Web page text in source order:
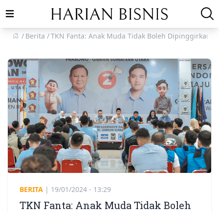
Open main menu
Berita
TKN Fanta: Anak Muda Tidak Boleh Dipinggirkan,
BERITA | 19/01/2024 - 13:29
TKN Fanta: Anak Muda Tidak Boleh